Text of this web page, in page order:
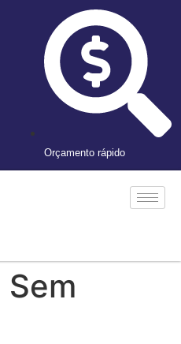
Orçamento rápido
Sem